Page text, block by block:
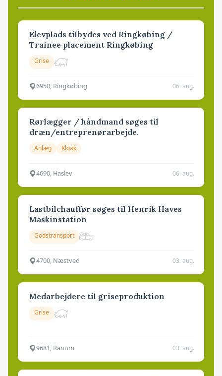
Elevplads tilbydes ved Ringkøbing /
Trainee placement Ringkøbing
Grise
6950, Ringkøbing 06. aug.
Rørlægger / håndmand søges til
dræn/entreprenørarbejde.
Anlæg Kloak
4690, Haslev 06. aug.
Lastbilchauffør søges til Henrik Haves
Maskinstation
Godstransport
4700, Næstved 03. aug.
Medarbejdere til griseproduktion
Grise
9681, Ranum 03. aug.